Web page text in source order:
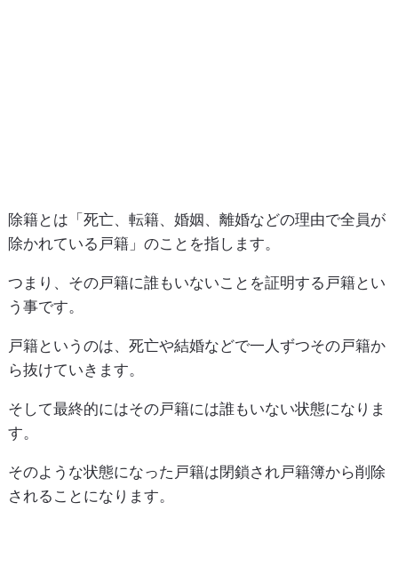
除籍とは「死亡、転籍、婚姻、離婚などの理由で全員が
除かれている戸籍」のことを指します。
つまり、その戸籍に誰もいないことを証明する戸籍とい
う事です。
戸籍というのは、死亡や結婚などで一人ずつその戸籍か
ら抜けていきます。
そして最終的にはその戸籍には誰もいない状態になりま
す。
そのような状態になった戸籍は閉鎖され戸籍簿から削除
されることになります。